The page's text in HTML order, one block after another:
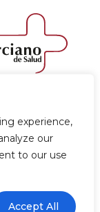
experience,
our
to our use
Accept All
cookies